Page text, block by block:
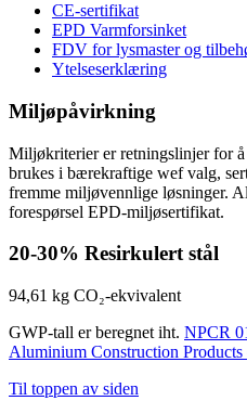
CE-sertifikat
EPD Varmforsinket
FDV for lysmaster og
Ytelseserklæring
Miljøpåvirkning
Miljøkriterier er retningslinjer for
brukes i bærekraftige wef valg,
fremme miljøvennlige løsninger.
forespørsel EPD-miljøsertifikat.
20-30% Resirkulert stål
94,61 kg CO₂-ekvivalent
GWP-tall er beregnet iht. NPCR
Aluminium Construction
Til toppen av siden